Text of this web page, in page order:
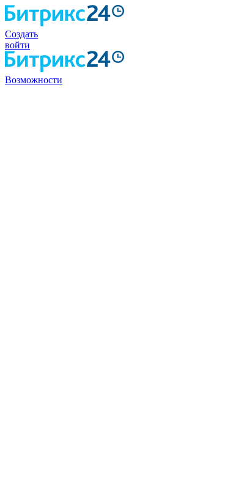
Создать
войти
Возможности